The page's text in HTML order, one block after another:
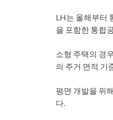
LH는 올해부터
을 포함한 통합
소형 주택의 경
의 주거 면적 기
평면 개발을 위
다.